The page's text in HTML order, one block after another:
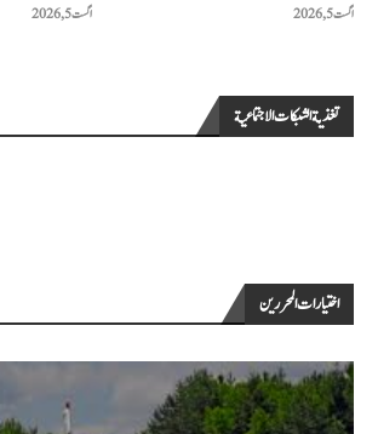
اگست 5, 2026 اگست 5, 2026
تغذية الشبكات الاجتماعية
اختيارات المحررين